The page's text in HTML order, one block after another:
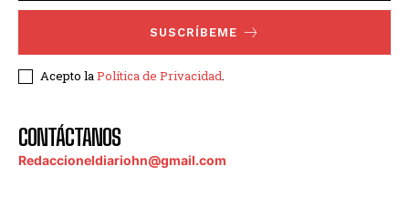
SUSCRÍBEME
Acepto laPolítica de Privacidad.
CONTÁCTANOS
Redaccioneldiariohn@gmail.com